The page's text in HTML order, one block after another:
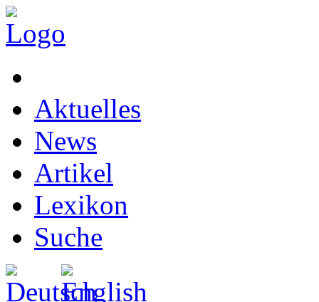
Aktuelles
News
Artikel
Lexikon
Suche